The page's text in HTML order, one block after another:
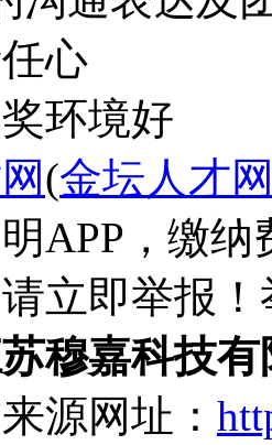
环境好
(金坛人才
APP，缴
立即举报
穆嘉科技
来源网址：